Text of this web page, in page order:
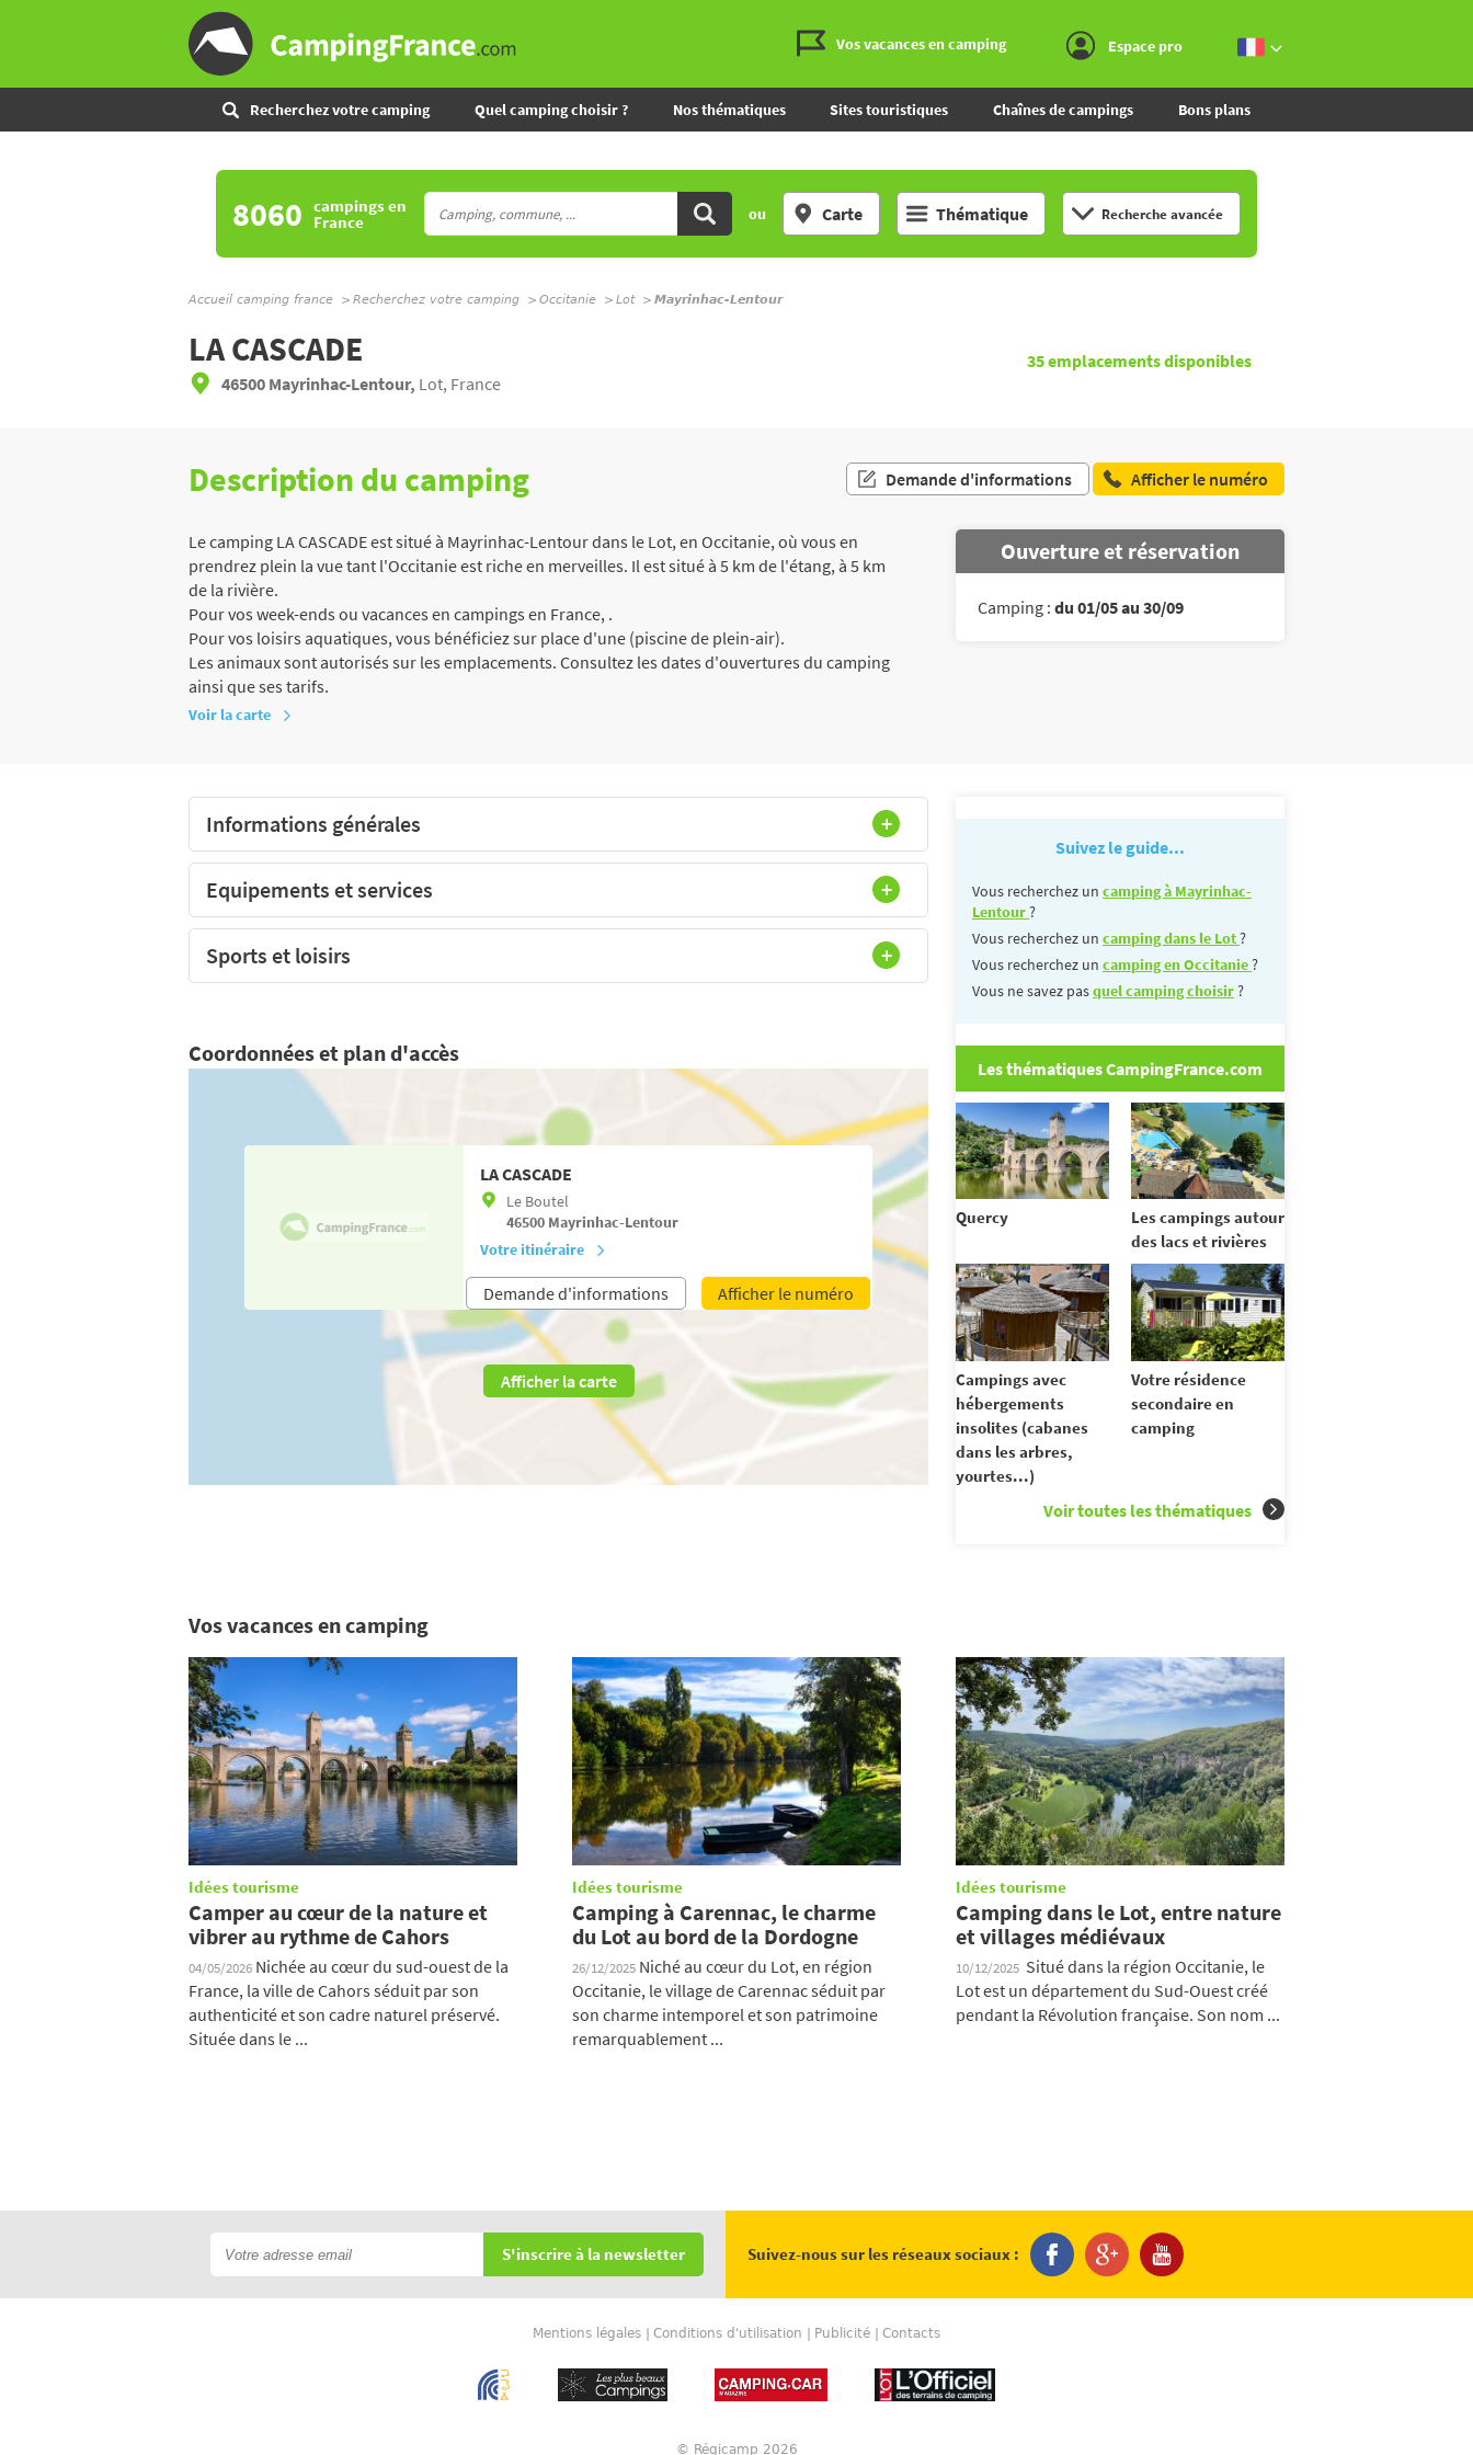
Vos vacances en camping Espace pro
Recherchez votre camping Quel camping choisir ? Nos thématiques Sites touristiques Chaînes de campings Bons plans
8060 campingsen
France ou Carte Thématique Recherche avancée
Accueil camping france Recherchez votre camping Occitanie Lot Mayrinhac-Lentour
LA CASCADE
46500 Mayrinhac-Lentour, Lot, France
35emplacements disponibles
Description du camping Demande d'informations Afficher le numéro
Le camping LA CASCADE est situé à Mayrinhac-Lentour dans le Lot, en Occitanie, où vous en
prendrez plein la vue tant l'Occitanie est riche en merveilles. Il est situé à 5 km de l'étang, à 5 km
de la rivière.
Pour vos week-ends ou vacances en campings en France, .
Pour vos loisirs aquatiques, vous bénéficiez sur place d'une (piscine de plein-air).
Les animaux sont autorisés sur les emplacements. Consultez les dates d'ouvertures du camping
ainsi que ses tarifs.
Ouverture et réservation
Camping : du 01/05 au 30/09
Voir la carte
Informations générales
Equipements et services
Sports et loisirs
Coordonnées et plan d'accès
LA CASCADE
Le Boutel
46500 Mayrinhac-Lentour
Votre itinéraire
Demande d'informations Afficher le numéro
Afficher la carte
Suivez le guide...
Vous recherchez un camping à Mayrinhac-
Lentour?
Vous recherchez un camping dans le Lot?
Vous recherchez un camping en Occitanie?
Vous ne savez pasquel camping choisir?
Les thématiques CampingFrance.com
Quercy
Les campings autour
des lacs et rivières
Campings avec
hébergements
insolites (cabanes
dans les arbres,
yourtes...)
Votre résidence
secondaire en
camping
Voir toutes les thématiques
Vos vacances en camping
Idées tourisme
Camper au cœur de la nature et
vibrer au rythme de Cahors
04/05/2026 Nichée au cœur du sud-ouest de la
France, la ville de Cahors séduit par son
authenticité et son cadre naturel préservé.
Située dans le ...
Idées tourisme
Camping à Carennac, le charme
du Lot au bord de la Dordogne
26/12/2025 Niché au cœur du Lot, en région
Occitanie, le village de Carennac séduit par
son charme intemporel et son patrimoine
remarquablement ...
Idées tourisme
Camping dans le Lot, entre nature
et villages médiévaux
10/12/2025 Situé dans la région Occitanie, le
Lot est un département du Sud-Ouest créé
pendant la Révolution française. Son nom ...
S'inscrire à la newsletter Suivez-nous sur les réseaux sociaux :
Mentions légales Conditions d'utilisation Publicité Contacts
© Régicamp 2026